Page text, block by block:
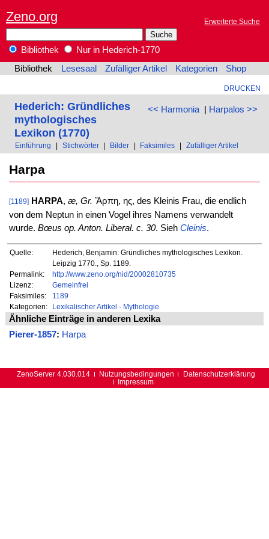
Zeno.org Erweiterte Suche
Bibliothek
Nur in Hederich-1770
Bibliothek
Lesesaal Zufälliger Artikel Kategorien Shop
DRUCKEN
<< Harmonia| Harpalos >>
Hederich: Gründliches
mythologisches
Lexikon (1770)
Einführung Stichwörter Bilder Faksimiles Zufälliger Artikel
Harpa
[1189] HARPA, æ, Gr. Ἄρπη, ης, des Kleinis Frau, die endlich
von dem Neptun in einen Vogel ihres Namens verwandelt
wurde. Bœus op. Anton. Liberal. c. 30. Sieh Cleinis.
Quelle:
Hederich, Benjamin: Gründliches mythologisches Lexikon.
Leipzig 1770., Sp. 1189.
Permalink:
http://www.zeno.org/nid/20002810735
Lizenz:
Gemeinfrei
Faksimiles:
1189
Kategorien:
Lexikalischer Artikel · Mythologie
Ähnliche Einträge in anderen Lexika
Pierer-1857: Harpa
ZenoServer 4.030.014 Nutzungsbedingungen
Datenschutzerklärung
Impressum